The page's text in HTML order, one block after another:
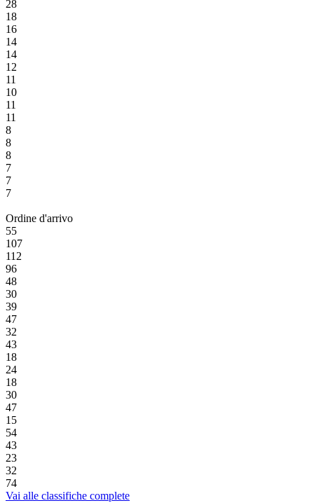
28
18
16
14
14
12
11
10
11
11
8
8
8
7
7
7
Ordine d'arrivo
55
107
112
96
48
30
39
47
32
43
18
24
18
30
47
15
54
43
23
32
74
Vai alle classifiche complete